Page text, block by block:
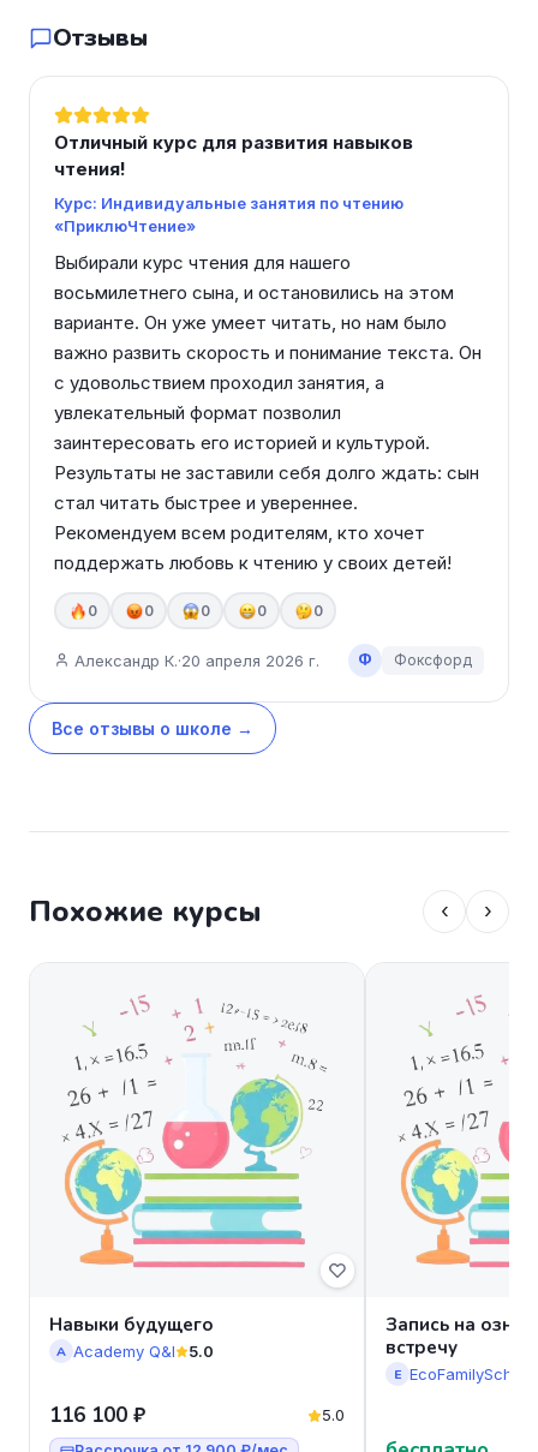
Отзывы
Отличный курс для развития навыков
чтения!
Курс: Индивидуальные занятия по чтению
«ПриклюЧтение»
Выбирали курс чтения для нашего
восьмилетнего сына, и остановились на этом
варианте. Он уже умеет читать, но нам было
важно развить скорость и понимание текста. Он
с удовольствием проходил занятия, а
увлекательный формат позволил
заинтересовать его историей и культурой.
Результаты не заставили себя долго ждать: сын
стал читать быстрее и увереннее.
Рекомендуем всем родителям, кто хочет
поддержать любовь к чтению у своих детей!
0 0 0 0 0
Александр К.·20 апреля 2026 г. Ф Фоксфорд
Все отзывы о школе →
Похожие курсы ‹ ›
Навыки будущего
A Academy Q&I 5.0
116 100 ₽ 5.0
Запись на
встречу
E EcoFamilySchool